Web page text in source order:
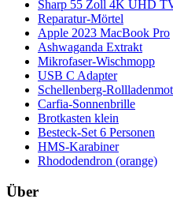
Sharp 55 Zoll 4K UHD
Reparatur-Mörtel
Apple 2023 MacBook Pro
Ashwaganda Extrakt
Mikrofaser-Wischmopp
USB C Adapter
Schellenberg-
Carfia-Sonnenbrille
Brotkasten klein
Besteck-Set 6 Personen
HMS-Karabiner
Rhododendron (orange)
Über